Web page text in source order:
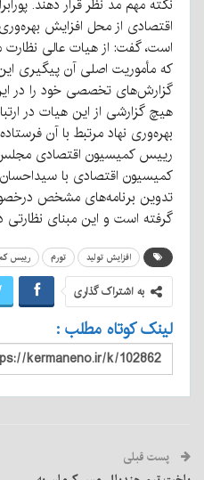
نکته مهم مد نظر قرار دهند.
اقتصادی از محل افزایش
است، گفت: از هیات عالی
که مأموریت اصلی آن پیگیری این
گزارش‌های تخصصی خود را در این
هیچ گزارشی از این هیات در
بهره‌وری نهاد مرتبط با آن
رییس کمیسیون اقتصادی
کمیسیون اقتصادی با سید‌احسان
تدوین برنامه‌های مشخص
گرفته است و این مبنای نظارتی در سال ۱۴۰۲
افزایش تولید تورم رییس
به اشتراک گذاری
لینک کوتاه مطلب :
پست قبلی